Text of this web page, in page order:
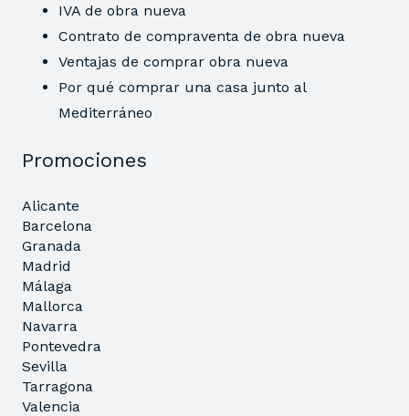
IVA de obra nueva
Contrato de compraventa de obra nueva
Ventajas de comprar obra nueva
Por qué comprar una casa junto al
Mediterráneo
Promociones
Alicante
Barcelona
Granada
Madrid
Málaga
Mallorca
Navarra
Pontevedra
Sevilla
Tarragona
Valencia